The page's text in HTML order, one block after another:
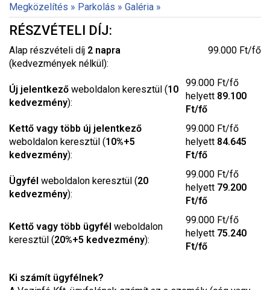
Megközelítés » Parkolás » Galéria »
RÉSZVÉTELI DÍJ:
Alap részvételi díj 2 napra
(kedvezmények nélkül):
99.000 Ft/fő
Új jelentkező weboldalon keresztül (10
kedvezmény):
99.000 Ft/fő
helyett 89.100
Ft/fő
Kettő vagy több új jelentkező
weboldalon keresztül (10%+5
kedvezmény):
99.000 Ft/fő
helyett 84.645
Ft/fő
Ügyfél weboldalon keresztül (20
kedvezmény):
99.000 Ft/fő
helyett 79.200
Ft/fő
Kettő vagy több ügyfél weboldalon
keresztül (20%+5 kedvezmény):
99.000 Ft/fő
helyett 75.240
Ft/fő
Ki számít ügyfélnek?